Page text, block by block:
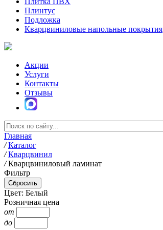
Плинтус
Подложка
Кварцвиниловые напольные покрытия
Акции
Услуги
Контакты
Отзывы
Главная
/ Каталог
/ Кварцвинил
/ Кварцвиниловый ламинат
Фильтр
Цвет: Белый
Розничная цена
от
до